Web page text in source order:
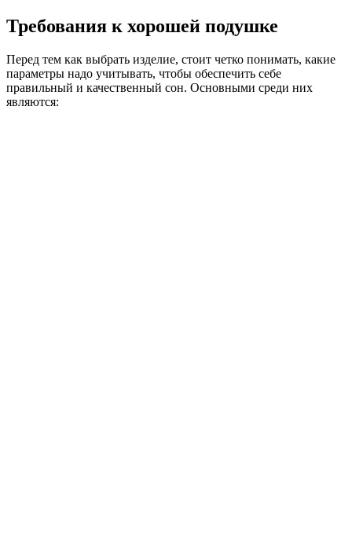
Требования к хорошей подушке
Перед тем как выбрать изделие, стоит четко понимать, какие
параметры надо учитывать, чтобы обеспечить себе
правильный и качественный сон. Основными среди них
являются: